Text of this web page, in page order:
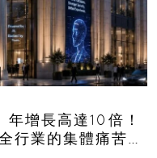
增長高達10倍！
行業的集體痛苦榨